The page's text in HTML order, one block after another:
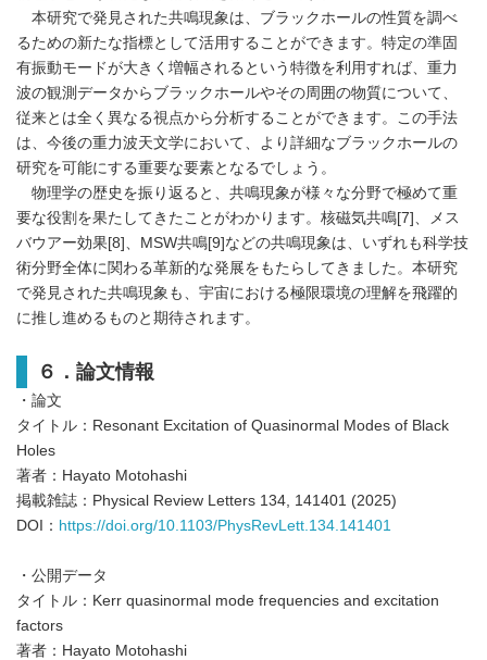
本研究で発見された共鳴現象は、ブラックホールの性質を調べ
るための新たな指標として活用することができます。特定の準固
有振動モードが大きく増幅されるという特徴を利用すれば、重力
波の観測データからブラックホールやその周囲の物質について、
従来とは全く異なる視点から分析することができます。この手法
は、今後の重力波天文学において、より詳細なブラックホールの
研究を可能にする重要な要素となるでしょう。
物理学の歴史を振り返ると、共鳴現象が様々な分野で極めて重
要な役割を果たしてきたことがわかります。核磁気共鳴[7]、メス
バウアー効果[8]、MSW共鳴[9]などの共鳴現象は、いずれも科学技
術分野全体に関わる革新的な発展をもたらしてきました。本研究
で発見された共鳴現象も、宇宙における極限環境の理解を飛躍的
に推し進めるものと期待されます。
６．論文情報
・論文
タイトル：Resonant Excitation of Quasinormal Modes of Black
Holes
著者：Hayato Motohashi
掲載雑誌：Physical Review Letters 134, 141401 (2025)
DOI： https://doi.org/10.1103/PhysRevLett.134.141401
・公開データ
タイトル：Kerr quasinormal mode frequencies and excitation
factors
著者：Hayato Motohashi